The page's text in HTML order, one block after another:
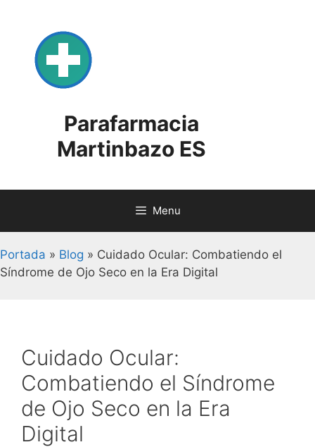
content
Parafarmacia
Martinbazo ES
Menu
Portada » Blog » Cuidado Ocular: Combatiendo el
Síndrome de Ojo Seco en la Era Digital
Cuidado Ocular:
Combatiendo el Síndrome
de Ojo Seco en la Era
Digital